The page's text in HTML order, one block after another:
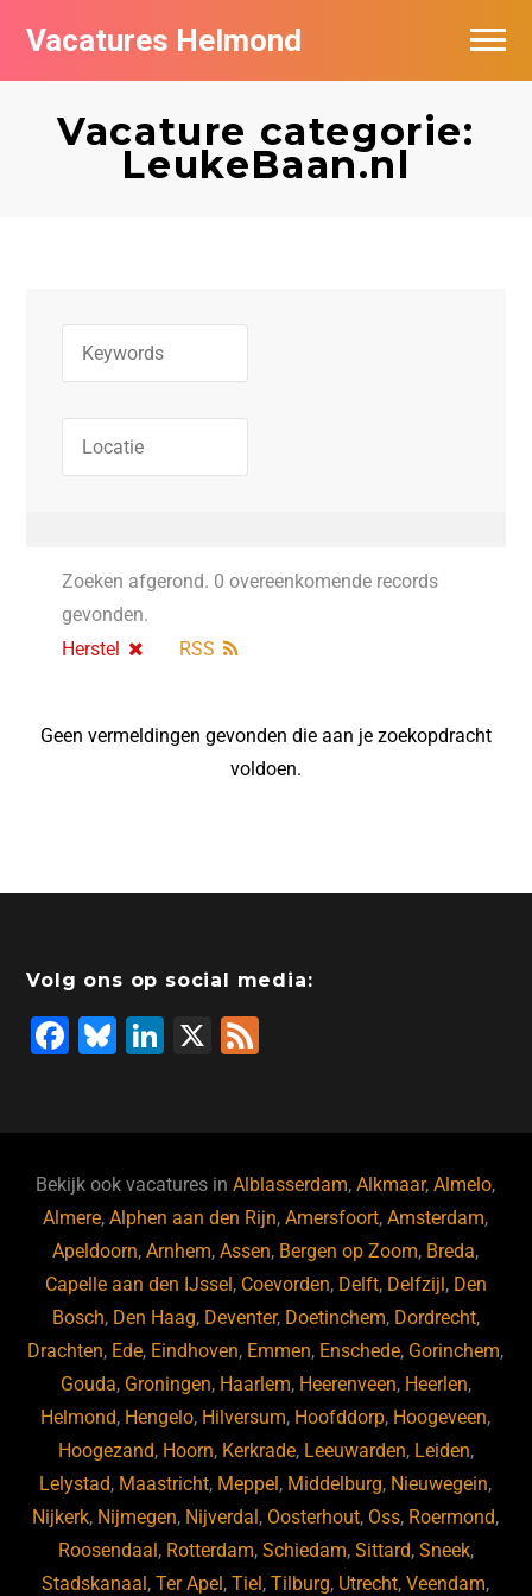
Vacatures Helmond
Vacature categorie:
LeukeBaan.nl
Zoeken afgerond. 0 overeenkomende records
gevonden.
Herstel
RSS
Geen vermeldingen gevonden die aan je zoekopdracht
voldoen.
Volg ons op social media:
F
b
o
o
k
Bl
ky
Li
dI
n
X
Bekijk ook vacatures inAlblasserdam,Alkmaar,Almelo,
Almere,Alphen aan den Rijn,Amersfoort,Amsterdam,
Apeldoorn,Arnhem,Assen, Bergen op Zoom, Breda,
Capelle aan den IJssel , Coevorden, Delft, Delfzijl , Den
Bosch, Den Haag, Deventer, Doetinchem, Dordrecht,
Drachten, Ede, Eindhoven, Emmen, Enschede, Gorinchem,
Gouda, Groningen, Haarlem, Heerenveen, Heerlen,
Helmond, Hengelo, Hilversum, Hoofddorp, Hoogeveen,
Hoogezand, Hoorn, Kerkrade, Leeuwarden, Leiden,
Lelystad, Maastricht, Meppel , Middelburg, Nieuwegein,
Nijkerk, Nijmegen, Nijverdal , Oosterhout, Oss, Roermond,
Roosendaal , Rotterdam, Schiedam, Sittard, Sneek,
Stadskanaal ,Ter Apel ,Tiel ,Tilburg, Utrecht,Veendam,
Vacatures bij bedrijven in Helmond
De populairste vacatures in Helmond